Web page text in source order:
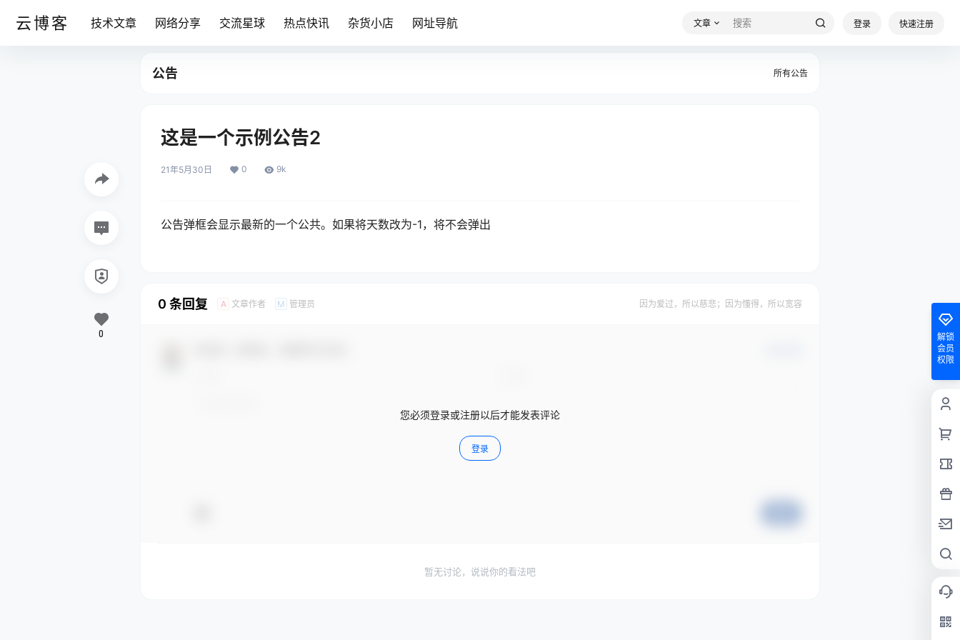
云博客 技术文章 网络分享 交流星球 热点快讯 杂货小店 网址导航 文章 登录 快速注册
公告 所有公告
这是一个示例公告2
21年5月30日 0 9k
公告弹框会显示最新的一个公共。如果将天数改为-1，将不会弹出
0
0 条回复 A 文章作者 M 管理员 因为爱过，所以慈悲；因为懂得，所以宽容
您必须登录或注册以后才能发表评论
登录
暂无讨论，说说你的看法吧
解锁
会员
权限